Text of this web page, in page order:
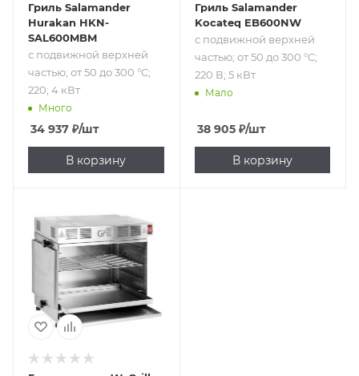
Гриль Salamander
Hurakan HKN-
SAL600MBM
с подвижной верхней
частью; от 50 до 300 °C;
220; 4 кВт
Много
34 937 ₽/шт
В корзину
Гриль Salamander
Kocateq EB600NW
с подвижной верхней
частью; от 50 до 300 °C;
220 В; 5 кВт
Мало
38 905₽/шт
В корзину
с подвижной
решеткой; 850 °C;
220; 2.4 кВт